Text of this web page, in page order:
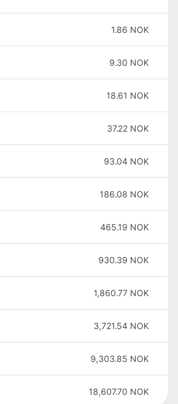
1.86 NOK
9.30 NOK
18.61 NOK
37.22 NOK
93.04 NOK
186.08 NOK
465.19 NOK
930.39 NOK
1,860.77 NOK
3,721.54 NOK
9,303.85 NOK
18,607.70 NOK